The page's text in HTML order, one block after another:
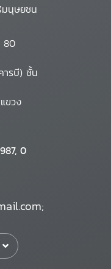
นุษยชน
80
ารบี) ชั้น
ขวง
0